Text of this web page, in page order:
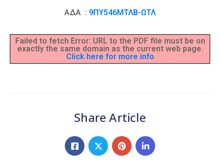
ΑΔΑ : 9ΠΥ546ΜΤΛΒ-ΩΤΛ
Failed to fetch Error: URL to the PDF file must be on
exactly the same domain as the current web page.
Click here for more info
Share Article